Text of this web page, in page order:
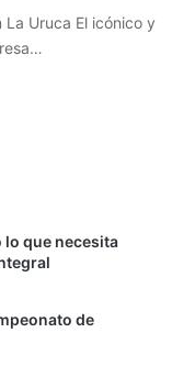
Uruca El icónico y
lo que necesita
de